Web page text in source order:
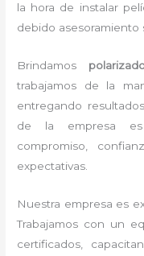
la hora de instalar
debido asesoramiento
Brindamos
trabajamos de la
entregando
de la empresa es
compromiso,
expectativas.
Nuestra empresa es
Trabajamos con un
certificados,